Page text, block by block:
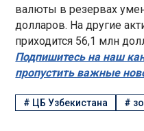
валюты в резервах
долларов. На другие
приходится 56,1 млн
Подпишитесь на наш
пропустить важные
# ЦБ Узбекистана #